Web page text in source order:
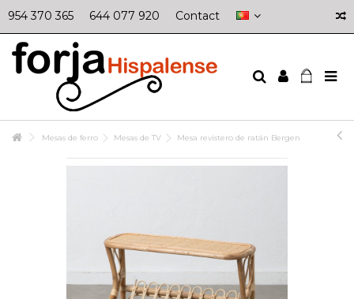
954 370 365 644 077 920 Contact
Mesas de ferro Mesas de TV Mesa revistero de ratán Bergen